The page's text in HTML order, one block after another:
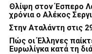
Θλίψη στον Έσπερο
χρόνια ο Αλέκος
Στην Αταλάντη στις
Πώς οι Έλληνες
Ευρωλίγκα κατά τη